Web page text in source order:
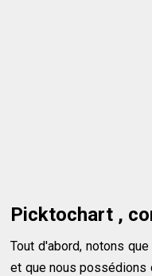
Picktochart ,
Tout d'abord, notons
et que nous possédions